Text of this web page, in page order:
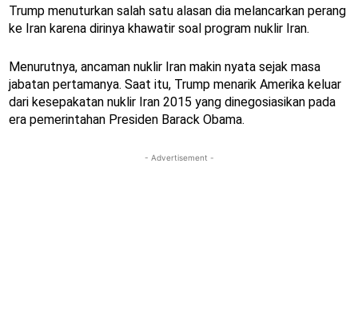
Trump menuturkan salah satu alasan dia melancarkan perang
ke Iran karena dirinya khawatir soal program nuklir Iran.
Menurutnya, ancaman nuklir Iran makin nyata sejak masa
jabatan pertamanya. Saat itu, Trump menarik Amerika keluar
dari kesepakatan nuklir Iran 2015 yang dinegosiasikan pada
era pemerintahan Presiden Barack Obama.
- Advertisement -